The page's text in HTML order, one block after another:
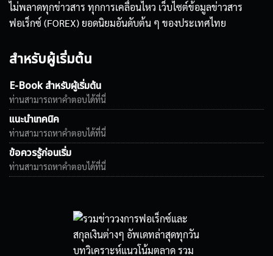
ไม่พลาดทุกข่าวสาร ทุกการเคลื่อนไหว เว็บไซต์ข้อมูลข่าวสาร
ฟอเร็กซ์ (FOREX) ยอดนิยมอันดับต้น ๆ ของประเทศไทย
สำหรับผู้เริ่มต้น
E-Book สำหรับผู้เริ่มต้น
ท่านสามารถหาคำตอบได้ที่นี่
แนะนำเทคนิค
ท่านสามารถหาคำตอบได้ที่นี่
ข้อควรรู้ก่อนเริ่ม
ท่านสามารถหาคำตอบได้ที่นี่